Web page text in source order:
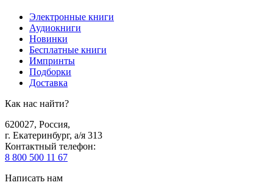
Электронные книги
Аудиокниги
Новинки
Бесплатные книги
Импринты
Подборки
Доставка
Как нас найти?
620027, Россия,
г. Екатеринбург, а/я 313
Контактный телефон:
8 800 500 11 67
Написать нам